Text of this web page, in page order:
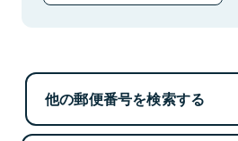
他の郵便番号を検索する